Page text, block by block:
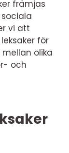
främjas
vi att
för
olika
och